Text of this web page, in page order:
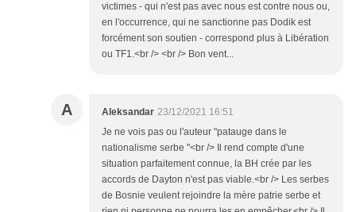
victimes - qui n'est pas avec nous est contre nous ou,
en l'occurrence, qui ne sanctionne pas Dodik est
forcément son soutien - correspond plus à Libération
ou TF1.<br /> <br /> Bon vent...
A Aleksandar 23/12/2021 16:51
Je ne vois pas ou l'auteur "patauge dans le
nationalisme serbe "<br /> Il rend compte d'une
situation parfaitement connue, la BH crée par les
accords de Dayton n'est pas viable.<br /> Les serbes
de Bosnie veulent rejoindre la mère patrie serbe et